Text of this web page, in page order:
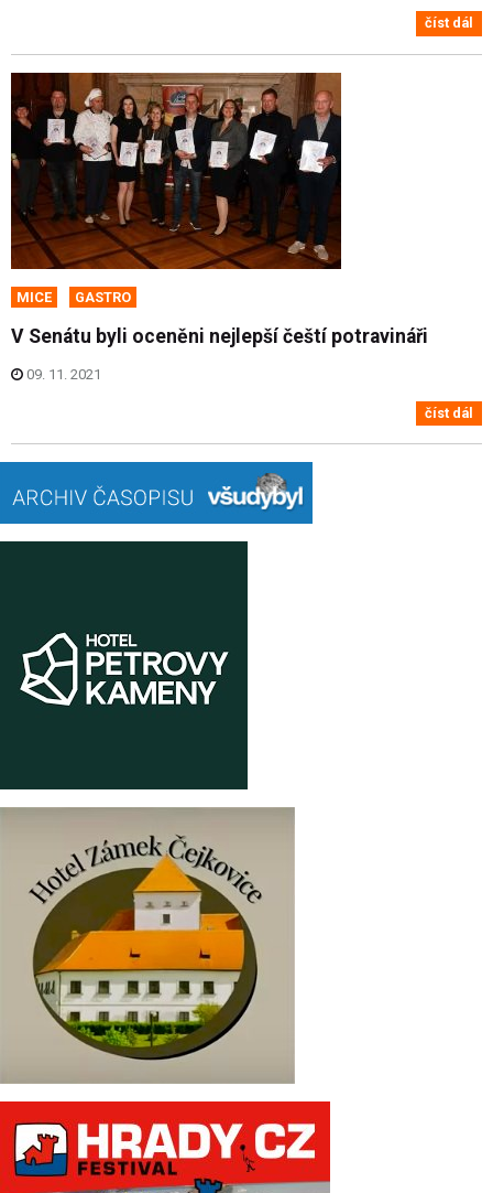
číst dál
MICE GASTRO
V Senátu byli oceněni nejlepší čeští potravináři
09. 11. 2021
číst dál